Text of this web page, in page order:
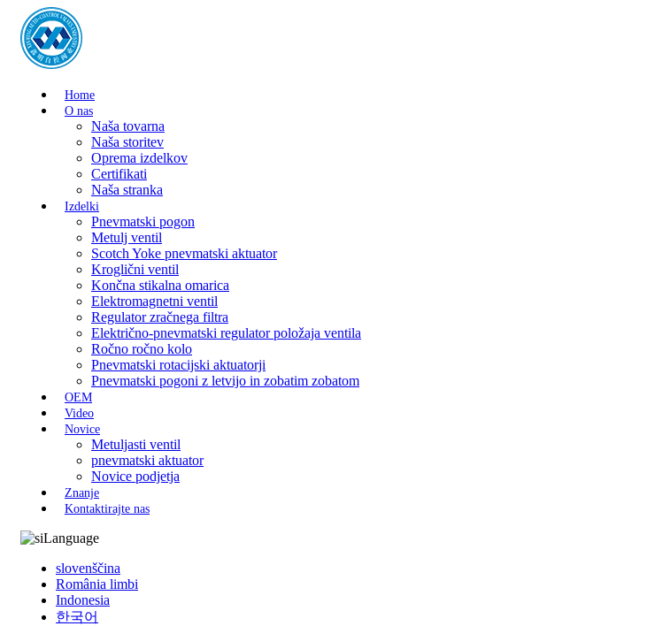
Home
O nas
Naša tovarna
Naša storitev
Oprema izdelkov
Certifikati
Naša stranka
Izdelki
Pnevmatski pogon
Metulj ventil
Scotch Yoke pnevmatski aktuator
Kroglični ventil
Končna stikalna omarica
Elektromagnetni ventil
Regulator zračnega filtra
Električno-pnevmatski regulator položaja ventila
Ročno ročno kolo
Pnevmatski rotacijski aktuatorji
Pnevmatski pogoni z letvijo in zobatim zobatom
OEM
Video
Novice
Metuljasti ventil
pnevmatski aktuator
Novice podjetja
Znanje
Kontaktirajte nas
Language
slovenščina
România limbi
Indonesia
한국어